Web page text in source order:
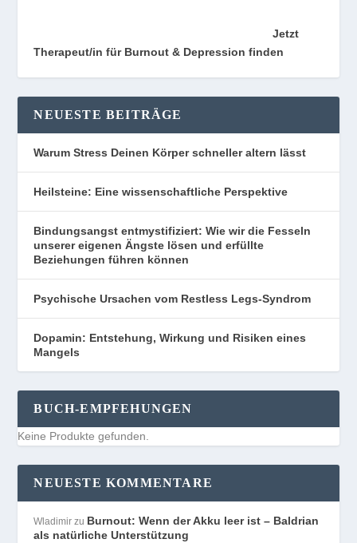
Jetzt
Therapeut/in für Burnout & Depression finden
NEUESTE BEITRÄGE
Warum Stress Deinen Körper schneller altern lässt
Heilsteine: Eine wissenschaftliche Perspektive
Bindungsangst entmystifiziert: Wie wir die Fesseln
unserer eigenen Ängste lösen und erfüllte
Beziehungen führen können
Psychische Ursachen vom Restless Legs-Syndrom
Dopamin: Entstehung, Wirkung und Risiken eines
Mangels
BUCH-EMPFEHUNGEN
Keine Produkte gefunden.
NEUESTE KOMMENTARE
Wladimir zu Burnout: Wenn der Akku leer ist – Baldrian
als natürliche Unterstützung